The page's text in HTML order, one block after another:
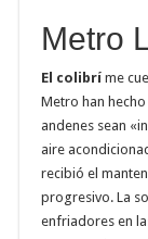
Metro
El colibrí me
Metro han
andenes sean
aire
recibió el
progresivo. La
enfriadores en